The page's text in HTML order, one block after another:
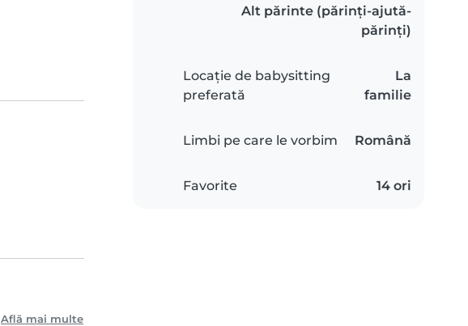
Află mai multe
Alt părinte (părinți-ajută-
părinți)
Locație de babysitting
preferată
La
familie
Limbi pe care le vorbim Română
Favorite 14 ori